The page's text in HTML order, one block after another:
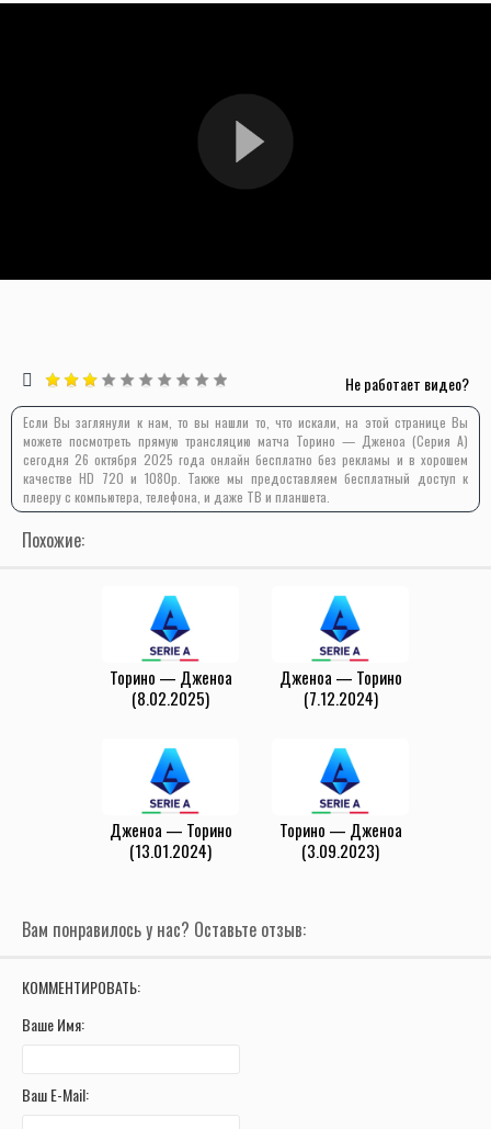
Не работает видео?
Если Вы заглянули к нам, то вы нашли то, что искали, на этой странице Вы
можете посмотреть прямую трансляцию матча Торино — Дженоа (Серия А)
сегодня 26 октября 2025 года онлайн бесплатно без рекламы и в хорошем
качестве HD 720 и 1080p. Также мы предоставляем бесплатный доступ к
плееру с компьютера, телефона, и даже ТВ и планшета.
Похожие:
Торино — Дженоа
(8.02.2025)
Дженоа — Торино
(7.12.2024)
Дженоа — Торино
(13.01.2024)
Торино — Дженоа
(3.09.2023)
Вам понравилось у нас? Оставьте отзыв:
КОММЕНТИРОВАТЬ:
Ваше Имя:
Ваш E-Mail: